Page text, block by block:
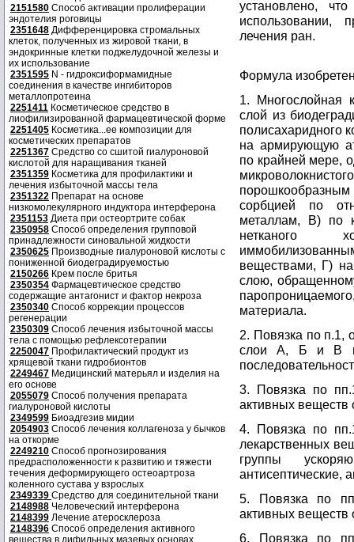
2151580 Способ активации пролиферации
эндотелия роговицы
2351648 Дифференцировка стромальных
клеток, полученных из жировой ткани, в
эндокринные клетки поджелудочной железы и
их использование
2351595 N - гидроксиформамидные
соединения в качестве ингибиторов
металлопротеина
2251411 Косметическое средство в
лиофилизированной фармацевтической форме
2251405 Косметика...ее композиции для
косметических препаратов
2251367 Средство со сшитой гиалуроновой
кислотой для наращивания тканей
2351359 Косметика для профилактики и
лечения избыточной массы тела
2351322 Препарат на основе
низкомолекулярного индуктора интерферона
2351153 Диета при остеортрите собак
2350958 Способ определения групповой
принадлежности синовальной жидкости
2350625 Производные гиалуроновой кислоты с
пониженной биодеградируемостью
2150266 Крем после бритья
2350354 Фармацевтическое средство
содержащие антагонист и фактор некроза
2350340 Способ коррекции процессов
регенерации
2350309 Способ лечения избыточной массы
тела с помощью рефлексотерапии
2250047 Профилактический продукт из
хрящевой ткани гидробионтов
2249467 Медицинский матерьял и изделия на
его основе
2055079 Способ получения препарата
гиалуроновой кислоты
2349599 Биоадгезив мидии
2054903 Способ лечения коллагеноза у бычков
на откорме
2249210 Способ прогнозирования
предрасположенности к развитию и тяжести
течения деформирующего остеоартроза
коленного сустава у взрослых
2349339 Средство для соединительной ткани
2148988 Человеческий интерферона
2148399 Лечение атеросклероза
2148396 Способ определения активного
вещества в дифильных мазевых основах
установлено,
использовании,
лечения ран.
Формула
1. Многослойная
слой из
полисахаридного
на армирующую
по крайней мере,
сорбцией по
металлам, В) по
нетканого
веществами, Г)
слою,
материала.
2. Повязка по п.1,
слои А, Б и В
3. Повязка по
активных веществ
4. Повязка по
лекарственных
группы
антисептические,
5. Повязка по
активных веществ
6. Повязка по